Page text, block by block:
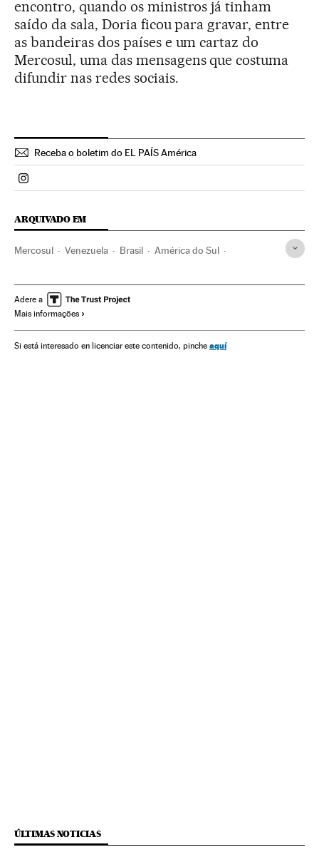
encontro, quando os ministros já tinham
saído da sala, Doria ficou para gravar, entre
as bandeiras dos países e um cartaz do
Mercosul, uma das mensagens que costuma
difundir nas redes sociais.
Receba o boletim do EL PAÍS América
Politica El País Brasil en Instagram
ARQUIVADO EM
Mercosul Venezuela Brasil América do Sul
Relações exteriores
Adere a
Mais informações
Si está interesado en licenciar este contenido, pinche aquí
ÚLTIMAS NOTICIAS